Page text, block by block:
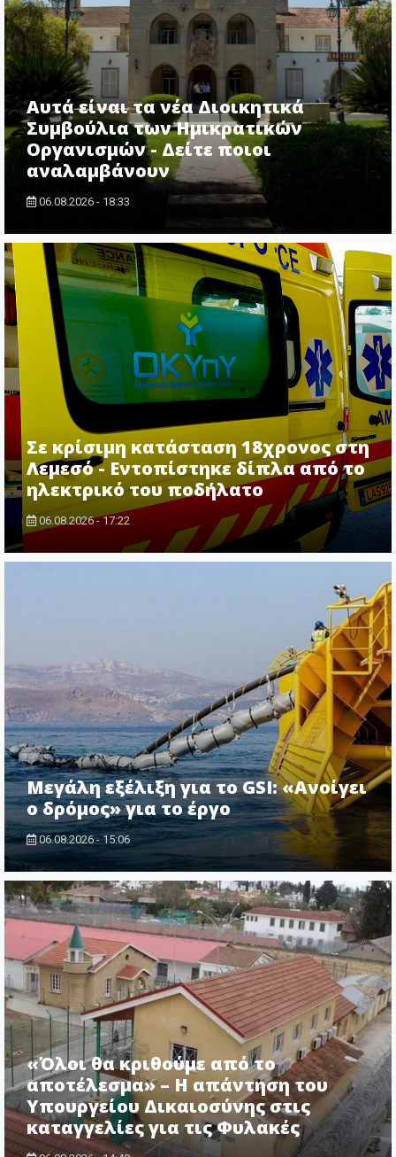
Αυτά είναι τα νέα Διοικητικά
Συμβούλια των Ημικρατικών
Οργανισμών - Δείτε ποιοι
αναλαμβάνουν
06.08.2026 - 18:33
Σε κρίσιμη κατάσταση 18χρονος στη
Λεμεσό - Εντοπίστηκε δίπλα από το
ηλεκτρικό του ποδήλατο
06.08.2026 - 17:22
Μεγάλη εξέλιξη για το GSI: «Ανοίγει
ο δρόμος» για το έργο
06.08.2026 - 15:06
«Όλοι θα κριθούμε από το
αποτέλεσμα» – Η απάντηση του
Υπουργείου Δικαιοσύνης στις
καταγγελίες για τις Φυλακές